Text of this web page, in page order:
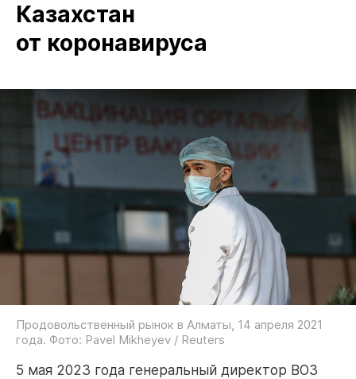
Казахстан
от коронавируса
Продовольственный рынок в Алматы, 14 апреля 2021
года. Фото: Pavel Mikheyev / Reuters
5 мая 2023 года генеральный директор ВОЗ